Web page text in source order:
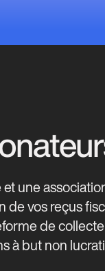
une
de vos reçus
de
à but non